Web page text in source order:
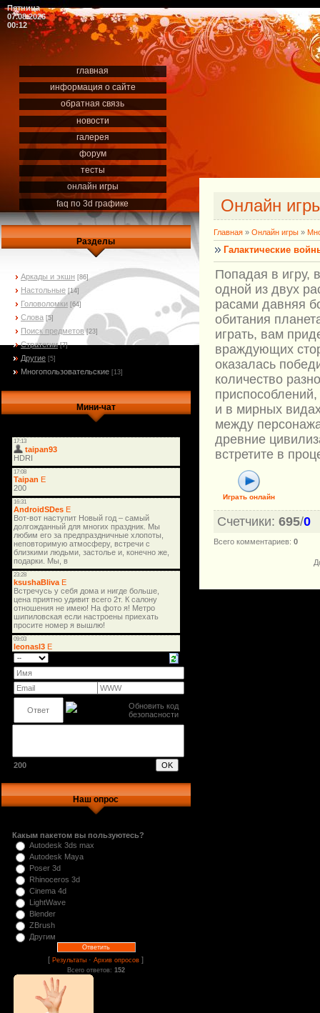
Пятница
07.08.2026
00:12
главная
информация о сайте
обратная связь
новости
галерея
форум
тесты
онлайн игры
faq по 3d графике
Разделы
Аркады и экшн [86]
Настольные [14]
Головоломки [64]
Слова [5]
Поиск предметов [23]
Стратегии [7]
Другие [5]
Многопользовательские [13]
Мини-чат
200
Наш опрос
Какым пакетом вы пользуютесь?
Autodesk 3ds max
Autodesk Maya
Poser 3d
Rhinoceros 3d
Cinema 4d
LightWave
Blender
ZBrush
Другим
[Результаты ·Архив опросов ]
Всего ответов: 152
Онлайн
Главная » Онлайн игры »
Галактические
Попадая в игру,
одной из двух
расами давняя
обитания
играть, вам
враждующих
оказалась
количество
и в мирных
между
древние
встретите в
Играть онлайн
Счетчики: 695/0
Всего комментариев: 0